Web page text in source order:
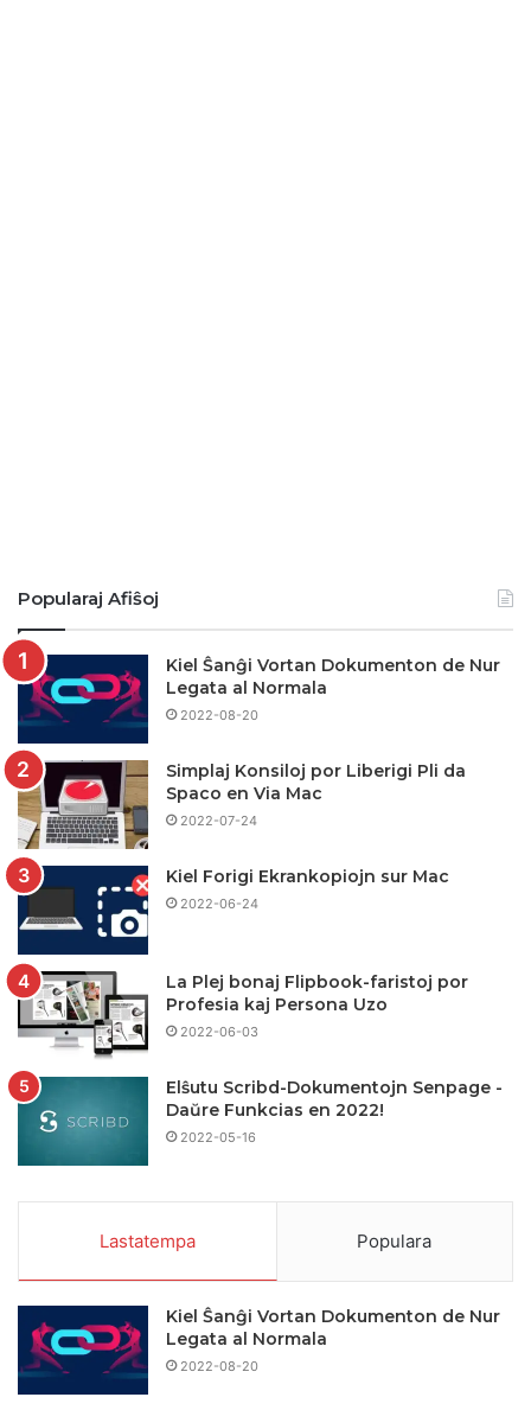
Popularaj Afiŝoj
Kiel Ŝanĝi Vortan Dokumenton de Nur
Legata al Normala
2022-08-20
Simplaj Konsiloj por Liberigi Pli da
Spaco en Via Mac
2022-07-24
Kiel Forigi Ekrankopiojn sur Mac
2022-06-24
La Plej bonaj Flipbook-faristoj por
Profesia kaj Persona Uzo
2022-06-03
Elŝutu Scribd-Dokumentojn Senpage -
Daŭre Funkcias en 2022!
2022-05-16
Lastatempa Populara
Kiel Ŝanĝi Vortan Dokumenton de Nur
Legata al Normala
2022-08-20